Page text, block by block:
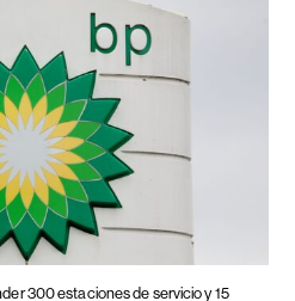
300 estaciones de servicio y 15